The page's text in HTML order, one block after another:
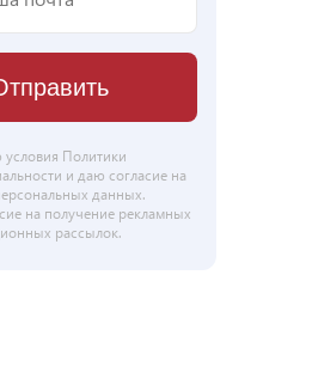
Политики
и даю согласие на
данных.
на получение рекламных
рассылок.